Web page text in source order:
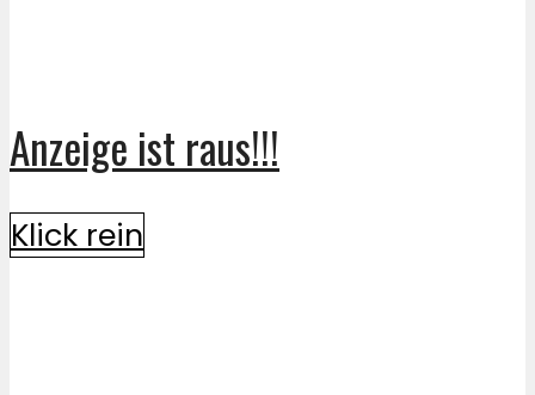
Anzeige ist raus!!!
Klick rein